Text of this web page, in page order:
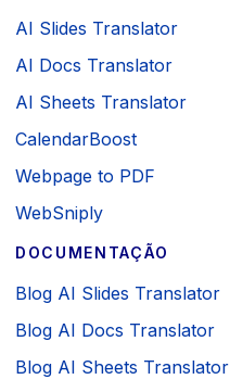
AI Slides Translator
AI Docs Translator
AI Sheets Translator
CalendarBoost
Webpage to PDF
WebSniply
DOCUMENTAÇÃO
Blog AI Slides Translator
Blog AI Docs Translator
Blog AI Sheets Translator